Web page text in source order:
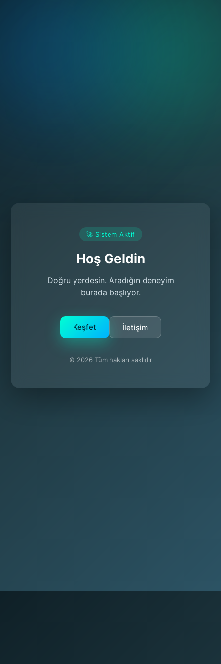
🚀 Sistem Aktif
Hoş Geldin
Doğru yerdesin. Aradığın deneyim
burada başlıyor.
Keşfet İletişim
© 2026 Tüm hakları saklıdır